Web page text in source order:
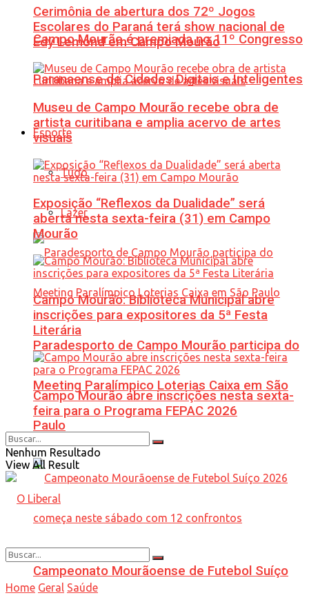
Campo Mourão é premiada no 11º Congresso
Paranaense de Cidades Digitais e Inteligentes
Esporte
Tudo
Lazer
Paradesporto de Campo Mourão participa do
Meeting Paralímpico Loterias Caixa em São
Paulo
Campeonato Mourãoense de Futebol Suíço
Cerimônia de abertura dos 72º Jogos
Escolares do Paraná terá show nacional de
Edy Lemond em Campo Mourão
Museu de Campo Mourão recebe obra de
artista curitibana e amplia acervo de artes
visuais
Exposição “Reflexos da Dualidade” será
aberta nesta sexta-feira (31) em Campo
Mourão
Campo Mourão: Biblioteca Municipal abre
inscrições para expositores da 5ª Festa
Literária
Campo Mourão abre inscrições nesta sexta-
feira para o Programa FEPAC 2026
Nenhum Resultado
View All Result
Home Geral Saúde